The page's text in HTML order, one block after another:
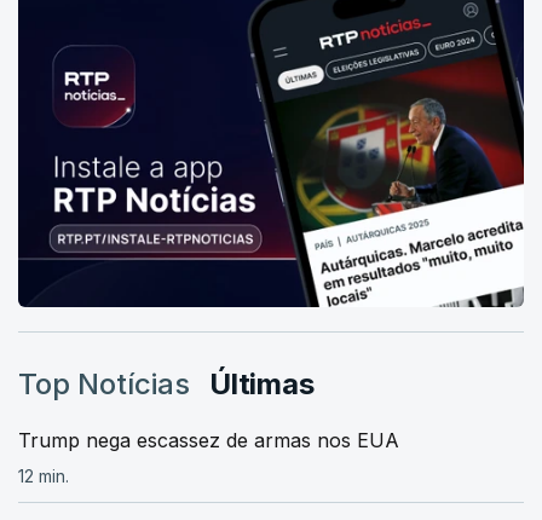
Top Notícias Últimas
Trump nega escassez de armas nos EUA
12 min.